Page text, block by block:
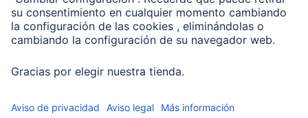
Variantes: Tono del Color (3) & Capacidad (2)
19,99 EUR